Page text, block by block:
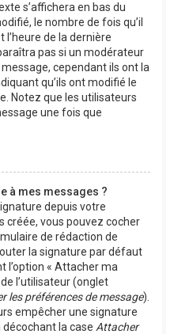
s’affichera en bas du
le nombre de fois qu’il
de la dernière
pas si un modérateur
cependant ils ont la
qu’ils ont modifié le
Notez que les utilisateurs
une fois que
à mes messages ?
depuis votre
créée, vous pouvez cocher
de rédaction de
la signature par défaut
l’option « Attacher ma
l’utilisateur (onglet
les préférences de message).
empêcher une signature
décochant la case Attacher